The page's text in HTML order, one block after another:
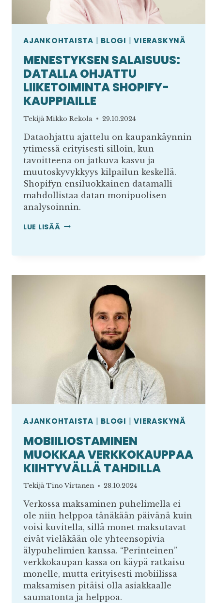
AJANKOHTAISTA | BLOGI |VIERASKYNÄ
MENESTYKSEN SALAISUUS:
DATALLA OHJATTU
LIIKETOIMINTA SHOPIFY-
KAUPPIAILLE
Tekijä Mikko Rekola 29.10.2024
Dataohjattu ajattelu on kaupankäynnin
ytimessä erityisesti silloin, kun
tavoitteena on jatkuva kasvu ja
muutoskyvykkyys kilpailun keskellä.
Shopifyn ensiluokkainen datamalli
mahdollistaa datan monipuolisen
analysoinnin.
LUE LISÄÄ MENESTYKSEN
SHOPIFY-
KAUPPIAILLE
AJANKOHTAISTA | BLOGI |VIERASKYNÄ
MOBIILIOSTAMINEN
MUOKKAA VERKKOKAUPPAA
KIIHTYVÄLLÄ TAHDILLA
Tekijä Tino Virtanen 28.10.2024
Verkossa maksaminen puhelimella ei
ole niin helppoa tänäkään päivänä kuin
voisi kuvitella, sillä monet maksutavat
eivät vieläkään ole yhteensopivia
älypuhelimien kanssa. “Perinteinen”
verkkokaupan kassa on käypä ratkaisu
monelle, mutta erityisesti mobiilissa
maksamisen pitäisi olla asiakkaalle
saumatonta ja helppoa.